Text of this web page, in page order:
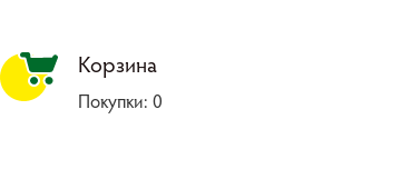
Корзина
Покупки:0